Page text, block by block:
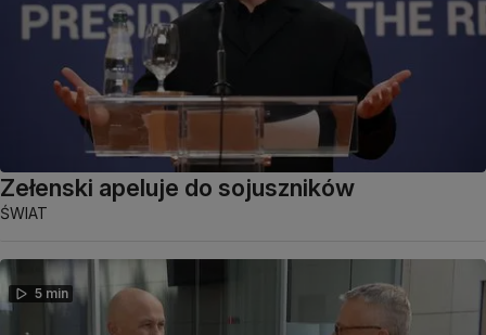
Zełenski apeluje do sojuszników
ŚWIAT
5 min